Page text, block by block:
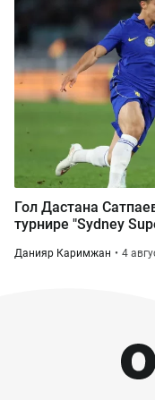
Гол Дастана
турнире "Sydney
Данияр Каримжан 4